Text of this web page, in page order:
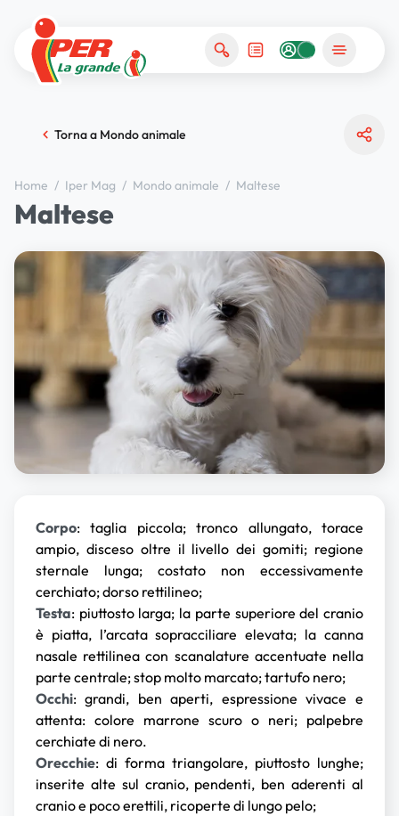
Torna a Mondo animale
Home / Iper Mag / Mondo animale / Maltese
Maltese
Corpo: taglia piccola; tronco allungato, torace
ampio, disceso oltre il livello dei gomiti; regione
sternale lunga; costato non eccessivamente
cerchiato; dorso rettilineo;
Testa: piuttosto larga; la parte superiore del cranio
è piatta, l’arcata sopracciliare elevata; la canna
nasale rettilinea con scanalature accentuate nella
parte centrale; stop molto marcato; tartufo nero;
Occhi: grandi, ben aperti, espressione vivace e
attenta: colore marrone scuro o neri; palpebre
cerchiate di nero.
Orecchie: di forma triangolare, piuttosto lunghe;
inserite alte sul cranio, pendenti, ben aderenti al
cranio e poco erettili, ricoperte di lungo pelo;